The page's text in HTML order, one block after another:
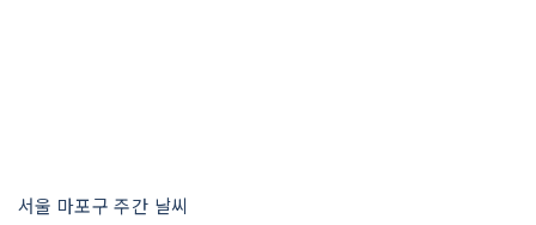
서울 마포구 주간 날씨